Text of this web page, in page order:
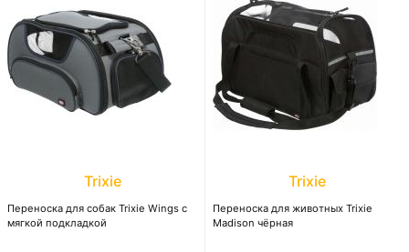
Trixie
Переноска для собак Trixie Wings с
мягкой подкладкой
Trixie
Переноска для животных Trixie
Madison чёрная